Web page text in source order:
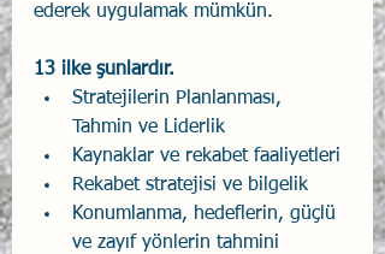
ederek uygulamak mümkün.
13 ilke şunlardır.
Stratejilerin Planlanması,
Tahmin ve Liderlik
Kaynaklar ve rekabet faaliyetleri
Rekabet stratejisi ve bilgelik
Konumlanma, hedeflerin, güçlü
ve zayıf yönlerin tahmini